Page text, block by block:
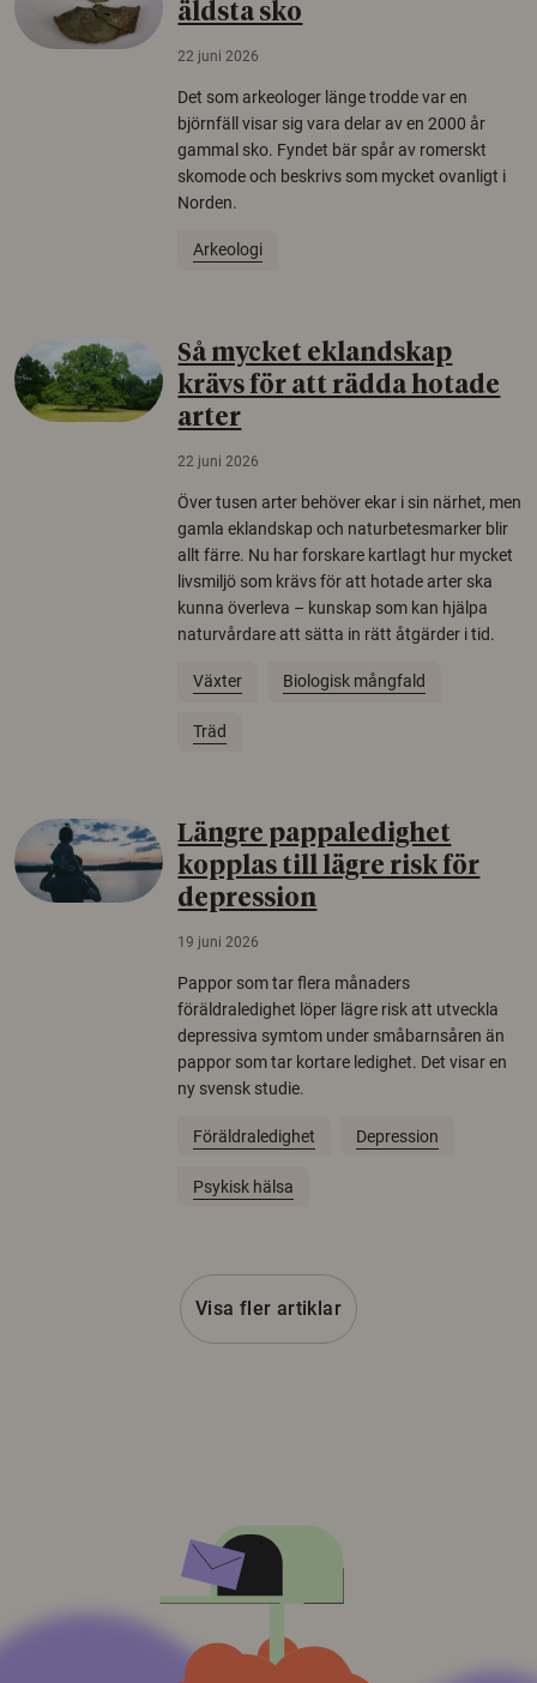
äldsta sko
22 juni 2026
Det som arkeologer länge trodde var en
björnfäll visar sig vara delar av en 2000 år
gammal sko. Fyndet bär spår av romerskt
skomode och beskrivs som mycket ovanligt i
Norden.
Arkeologi
Så mycket eklandskap
krävs för att rädda hotade
arter
22 juni 2026
Över tusen arter behöver ekar i sin närhet, men
gamla eklandskap och naturbetesmarker blir
allt färre. Nu har forskare kartlagt hur mycket
livsmiljö som krävs för att hotade arter ska
kunna överleva – kunskap som kan hjälpa
naturvårdare att sätta in rätt åtgärder i tid.
Växter Biologisk mångfald
Träd
Längre pappaledighet
kopplas till lägre risk för
depression
19 juni 2026
Pappor som tar flera månaders
föräldraledighet löper lägre risk att utveckla
depressiva symtom under småbarnsåren än
pappor som tar kortare ledighet. Det visar en
ny svensk studie.
Föräldraledighet Depression
Psykisk hälsa
Visa fler artiklar